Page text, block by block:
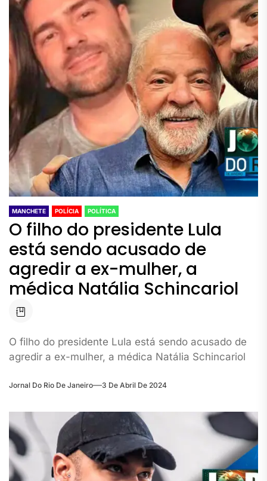
MANCHETE POLÍCIA POLÍTICA
O filho do presidente Lula
está sendo acusado de
agredir a ex-mulher, a
médica Natália Schincariol
O filho do presidente Lula está sendo acusado de
agredir a ex-mulher, a médica Natália Schincariol
Jornal Do Rio De Janeiro 3 De Abril De 2024